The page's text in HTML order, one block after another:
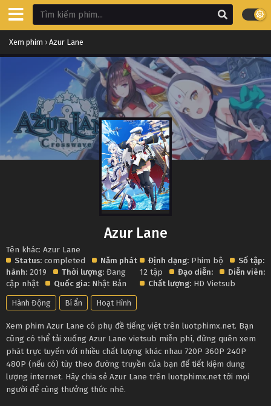
Xem phim › Azur Lane
Azur Lane
Tên khác: Azur Lane
Status: completed
Năm phát
hành: 2019 Thời lượng: Đang
cập nhật
Quốc gia: Nhật Bản
Định dạng: Phim bộ
Số tập:
12 tập
Đạo diễn:
Diễn viên:
Chất lượng: HD Vietsub
Hành Động Bí ẩn Hoạt Hình
Xem phim Azur Lane có phụ đề tiếng việt trên luotphimx.net. Bạn
cũng có thể tải xuống Azur Lane vietsub miễn phí, đừng quên xem
phát trực tuyến với nhiều chất lượng khác nhau 720P 360P 240P
480P (nếu có) tùy theo đường truyền của bạn để tiết kiệm dung
lượng internet. Hãy chia sẻ Azur Lane trên luotphimx.net tới mọi
người để cùng thưởng thức nhé.